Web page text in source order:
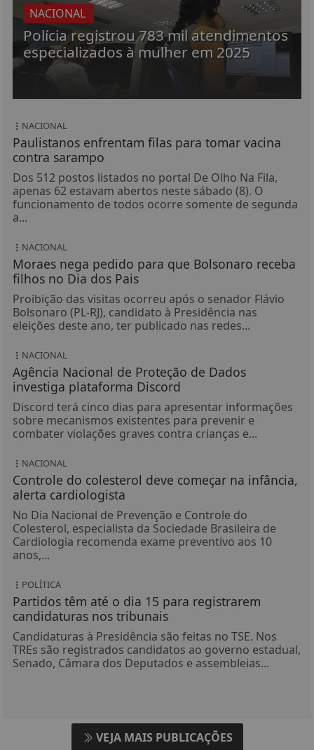
NACIONAL
Polícia registrou 783 mil atendimentos
especializados à mulher em 2025
NACIONAL
Paulistanos enfrentam filas para tomar vacina
contra sarampo
Dos 512 postos listados no portal De Olho Na Fila,
apenas 62 estavam abertos neste sábado (8). O
funcionamento de todos ocorre somente de segunda
a...
NACIONAL
Moraes nega pedido para que Bolsonaro receba
filhos no Dia dos Pais
Proibição das visitas ocorreu após o senador Flávio
Bolsonaro (PL-RJ), candidato à Presidência nas
eleições deste ano, ter publicado nas redes...
NACIONAL
Agência Nacional de Proteção de Dados
investiga plataforma Discord
Discord terá cinco dias para apresentar informações
sobre mecanismos existentes para prevenir e
combater violações graves contra crianças e...
NACIONAL
Controle do colesterol deve começar na infância,
alerta cardiologista
No Dia Nacional de Prevenção e Controle do
Colesterol, especialista da Sociedade Brasileira de
Cardiologia recomenda exame preventivo aos 10
anos,...
POLÍTICA
Partidos têm até o dia 15 para registrarem
candidaturas nos tribunais
Candidaturas à Presidência são feitas no TSE. Nos
TREs são registrados candidatos ao governo estadual,
Senado, Câmara dos Deputados e assembleias...
VEJA MAIS PUBLICAÇÕES